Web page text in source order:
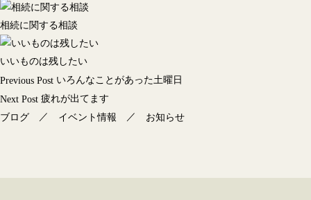
相続に関する相談
いいものは残したい
投
稿
ナ
Previous Post いろんなことがあった土曜日
Next Post 疲れが出てます
ブログ ／ イベント情報 ／ お知らせ